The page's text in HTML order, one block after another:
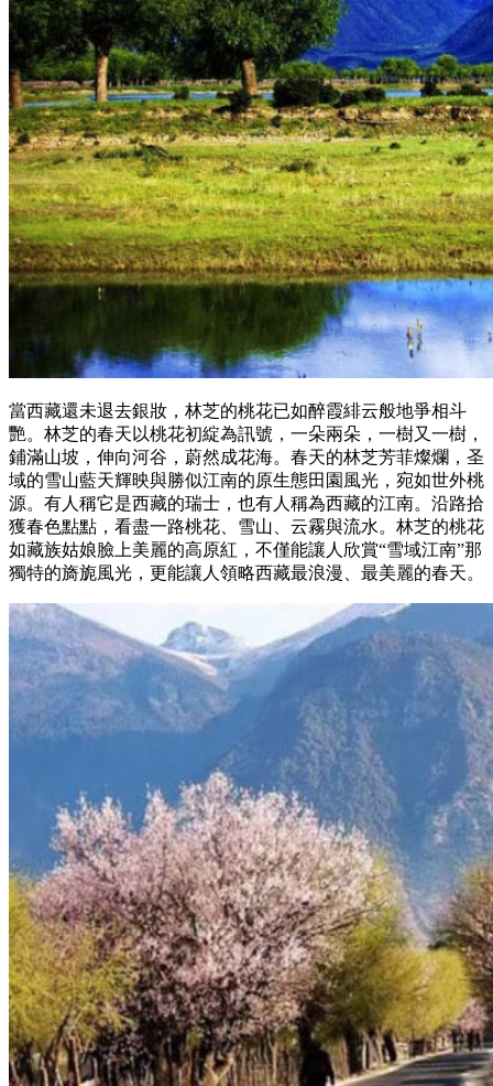
當西藏還未退去銀妝，林芝的桃花已如醉霞緋云般地爭相斗
艷。林芝的春天以桃花初綻為訊號，一朵兩朵，一樹又一樹，
鋪滿山坡，伸向河谷，蔚然成花海。春天的林芝芳菲燦爛，圣
域的雪山藍天輝映與勝似江南的原生態田園風光，宛如世外桃
源。有人稱它是西藏的瑞士，也有人稱為西藏的江南。沿路拾
獲春色點點，看盡一路桃花、雪山、云霧與流水。林芝的桃花
如藏族姑娘臉上美麗的高原紅，不僅能讓人欣賞“雪域江南”那
獨特的旖旎風光，更能讓人領略西藏最浪漫、最美麗的春天。